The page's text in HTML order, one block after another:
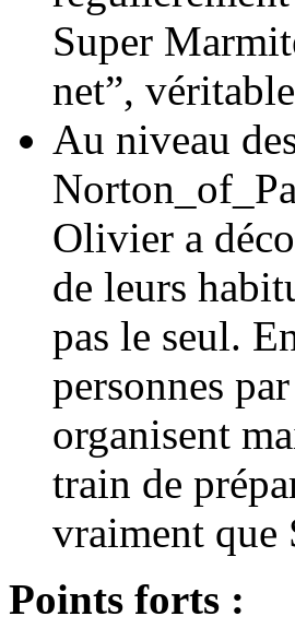
Super
net”,
Au niveau
Olivier a
de leurs
pas le seul.
personnes
organisent
train de
vraiment que
Points forts :